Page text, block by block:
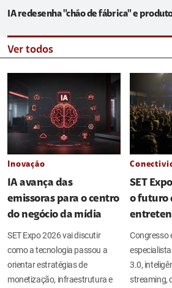
IA redesenha "chão de fábrica" e
Ver todos
Inovação
IA avança das
emissoras para o centro
do negócio da mídia
SET Expo 2026 vai discutir
como a tecnologia passou a
orientar estratégias de
monetização, infraestrutura e
SET
o futuro
Congresso
3.0,
streaming,